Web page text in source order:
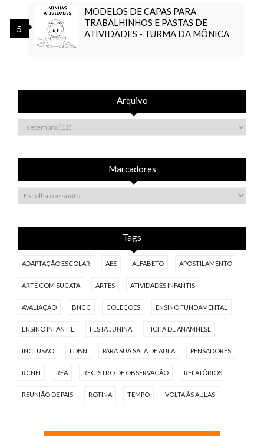
MODELOS DE CAPAS PARA
TRABALHINHOS E PASTAS DE
ATIVIDADES - TURMA DA MÔNICA
Arquivo
Marcadores
Tags
ADAPTAÇÃO ESCOLAR AEE ALFABETO APOSTILAMENTO
ARTE COM SUCATA ARTES ATIVIDADES INFANTIS
AVALIAÇÃO BNCC COLEÇÕES ENSINO FUNDAMENTAL
ENSINO INFANTIL FESTA JUNINA FICHA DE ANAMNESE
INCLUSÃO LDBN PARA SUA SALA DE AULA PENSADORES
RCNEI REA REGISTRO DE OBSERVAÇÃO RELATÓRIOS
REUNIÃO DE PAIS ROTINA TEMPO VOLTA ÀS AULAS